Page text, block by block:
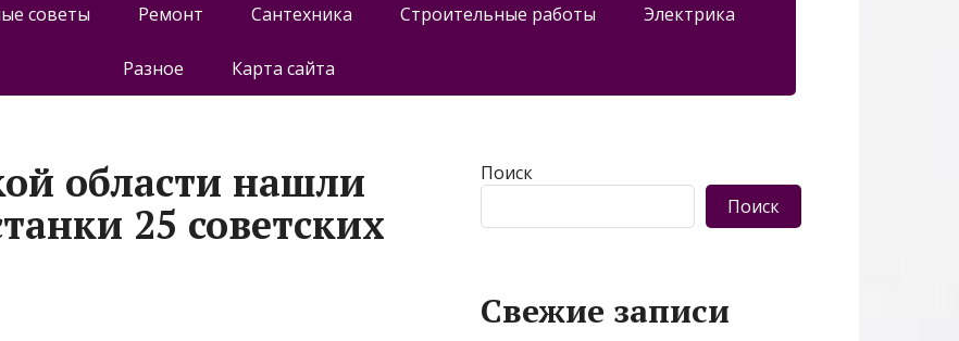
советы Ремонт Сантехника Строительные работы Электрика
Разное Карта сайта
области нашли
25 советских
Поиск
Поиск
Свежие записи